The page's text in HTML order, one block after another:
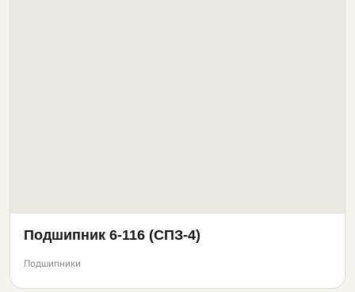
Подшипник 6-116 (СПЗ-4)
Подшипники